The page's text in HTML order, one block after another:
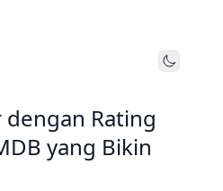
Toggle
Rating
yang Bikin